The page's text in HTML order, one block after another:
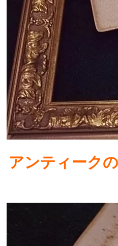
アンティーク